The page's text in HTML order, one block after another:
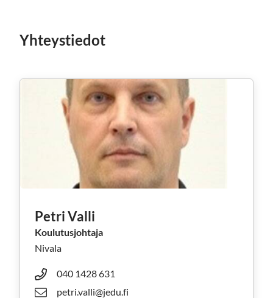
Yhteystiedot
Petri Valli
Koulutusjohtaja
Nivala
040 1428 631
petri.valli@jedu.fi